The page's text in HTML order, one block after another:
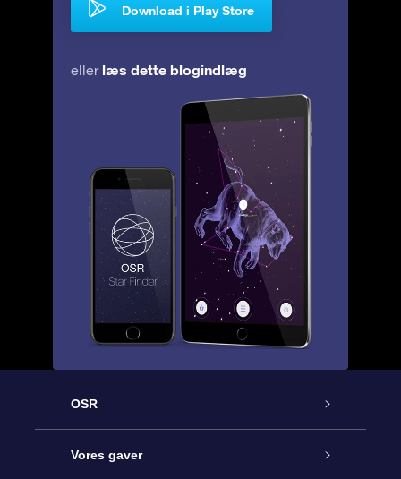
Download i Play Store
eller læs dette blogindlæg
OSR
Kundeservice
Vores gaver